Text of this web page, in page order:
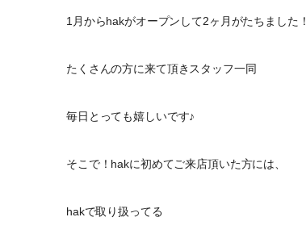
1月からhakがオープンして2ヶ月がたちました！
たくさんの方に来て頂きスタッフ一同
毎日とっても嬉しいです♪
そこで！hakに初めてご来店頂いた方には、
hakで取り扱ってる